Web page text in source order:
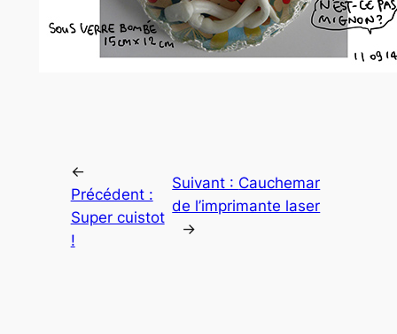
←
Précédent :
Super cuistot
!
Suivant : Cauchemar
de l’imprimante laser
→